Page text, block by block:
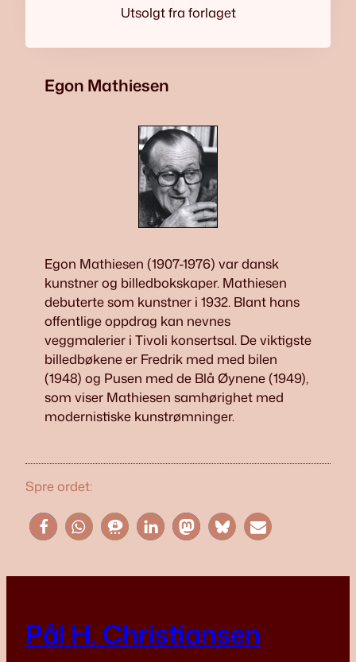
Utsolgt fra forlaget
Egon Mathiesen
Egon Mathiesen (1907-1976) var dansk
kunstner og billedbokskaper. Mathiesen
debuterte som kunstner i 1932. Blant hans
offentlige oppdrag kan nevnes
veggmalerier i Tivoli konsertsal. De viktigste
billedbøkene er Fredrik med med bilen
(1948) og Pusen med de Blå Øynene (1949),
som viser Mathiesen samhørighet med
modernistiske kunstrømninger.
Spre ordet:
Pål H. Christiansen